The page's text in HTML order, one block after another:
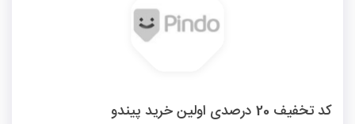
کد تخفیف 20 درصدی اولین خرید پیندو